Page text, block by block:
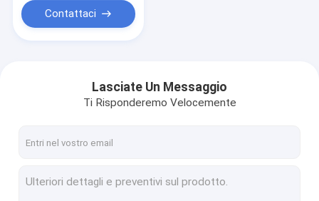
Contattaci
Lasciate Un Messaggio
Ti Risponderemo Velocemente